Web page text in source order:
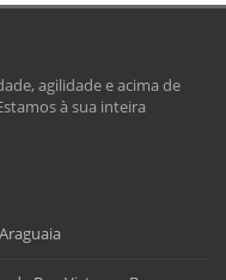
agilidade e acima de
à sua inteira